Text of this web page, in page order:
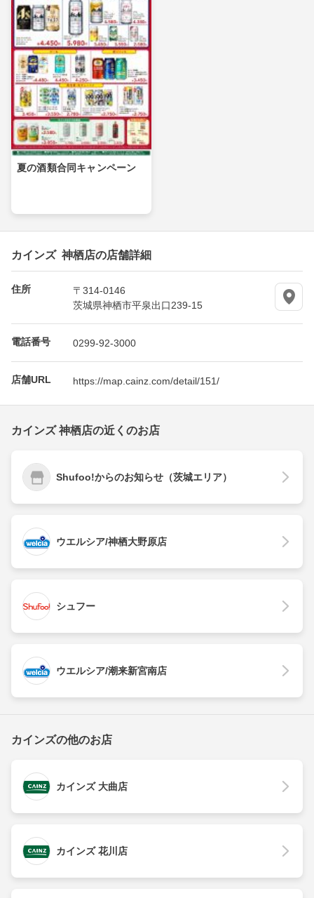
夏の酒類合同キャンペーン
カインズ 神栖店の店舗詳細
住所
〒314-0146
茨城県神栖市平泉出口239-15
電話番号 0299-92-3000
店舗URL https://map.cainz.com/detail/151/
カインズ 神栖店の近くのお店
Shufoo!からのお知らせ（茨城エリア）
ウエルシア/神栖大野原店
シュフー
ウエルシア/潮来新宮南店
カインズの他のお店
カインズ 大曲店
カインズ 花川店